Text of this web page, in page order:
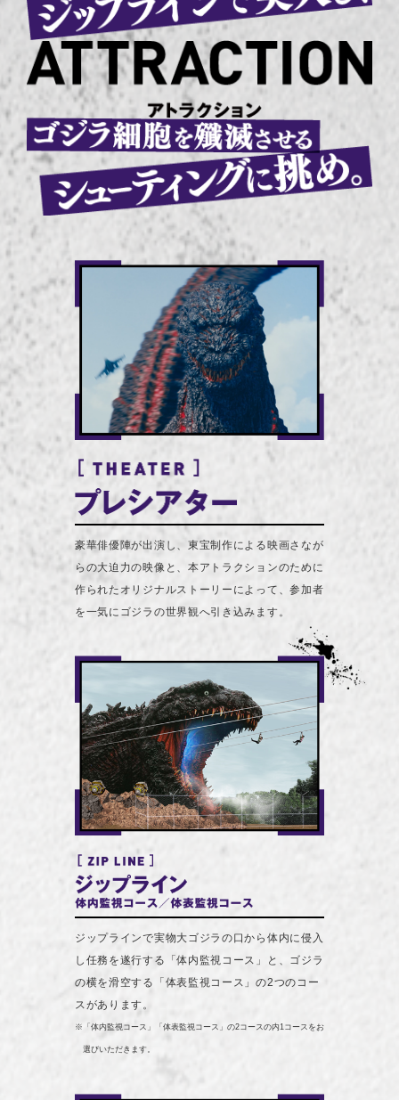
豪華俳優陣が出演し、東宝制作による映画さなが
らの大迫力の映像と、本アトラクションのために
作られたオリジナルストーリーによって、参加者
を一気にゴジラの世界観へ引き込みます。
ジップラインで実物大ゴジラの口から体内に侵入
し任務を遂行する「体内監視コース」と、ゴジラ
の横を滑空する「体表監視コース」の2つのコー
スがあります。
※「体内監視コース」「体表監視コース」の2コースの内1コースをお
選びいただきます。